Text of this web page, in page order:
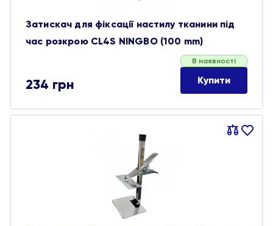
Затискач для фіксації настилу тканини під
час розкрою CL4S NINGBO (100 mm)
234 грн
В наявності
Купити
Порівняти
В